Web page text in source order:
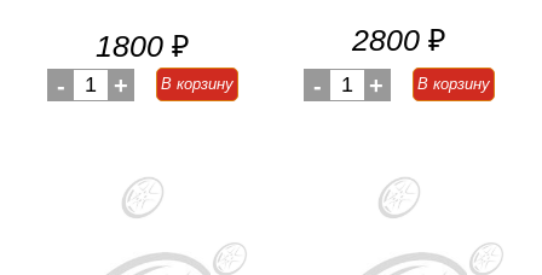
1800 ₽
- 1 + В корзину
2800 ₽
- 1 + В корзину